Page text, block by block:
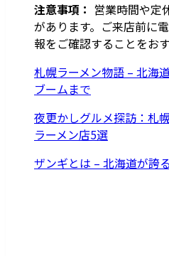
注意事項： 営業時間や定
があります。ご来店前に
報をご確認することをお
札幌ラーメン物語 – 北海
ブームまで
夜更かしグルメ探訪：札
ラーメン店5選
ザンギとは – 北海道が誇